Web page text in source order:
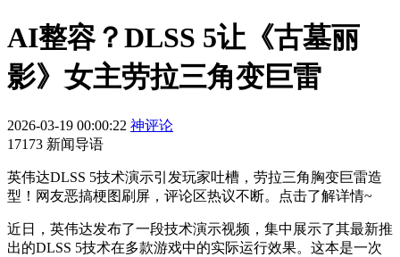
AI整容？DLSS 5让《古墓丽
影》女主劳拉三角变巨雷
2026-03-19 00:00:22 神评论
17173 新闻导语
英伟达DLSS 5技术演示引发玩家吐槽，劳拉三角胸变巨雷造
型！网友恶搞梗图刷屏，评论区热议不断。点击了解详情~
近日，英伟达发布了一段技术演示视频，集中展示了其最新推
出的DLSS 5技术在多款游戏中的实际运行效果。这本是一次